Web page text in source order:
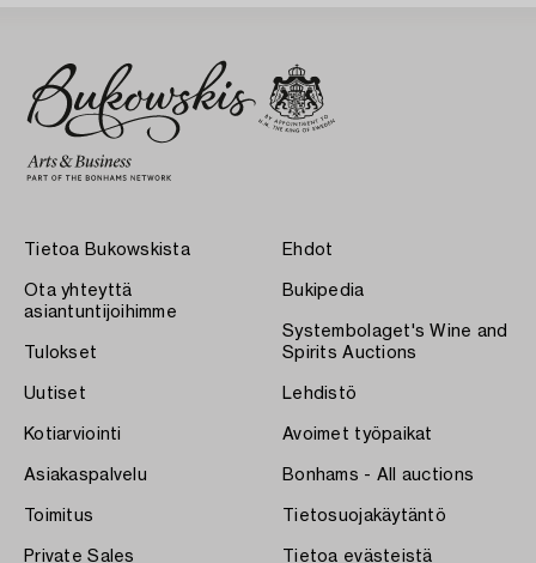
Tietoa Bukowskista
Ota yhteyttä
asiantuntijoihimme
Tulokset
Uutiset
Kotiarviointi
Asiakaspalvelu
Toimitus
Private Sales
Ehdot
Bukipedia
Systembolaget's Wine and
Spirits Auctions
Lehdistö
Avoimet työpaikat
Bonhams - All auctions
Tietosuojakäytäntö
Tietoa evästeistä